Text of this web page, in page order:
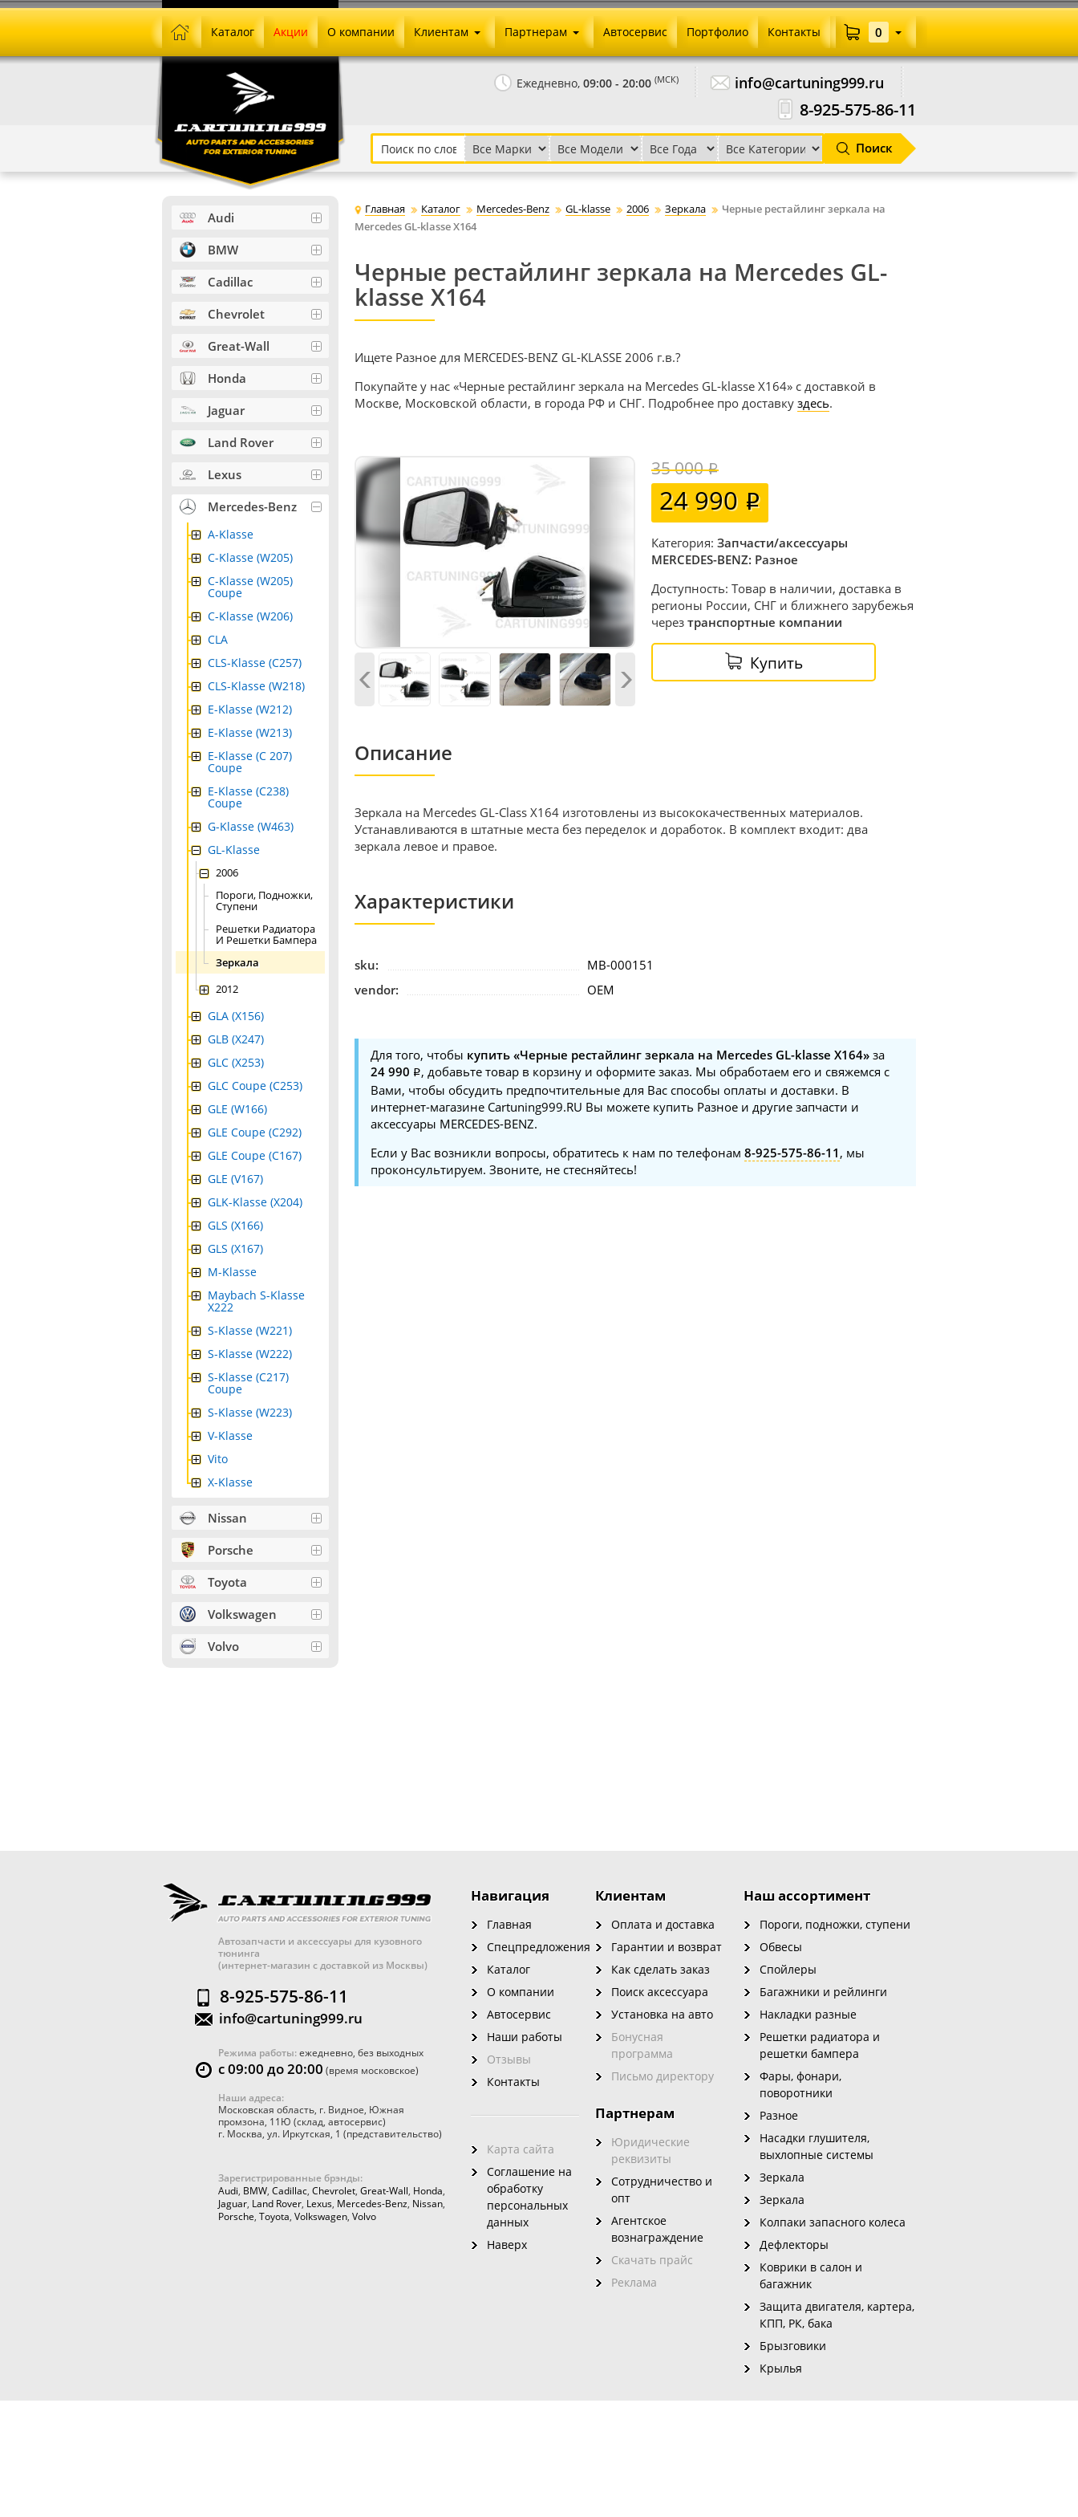
Ежедневно, 09:00 - 20:00 (МСК) info@cartuning999.ru
8-925-575-86-11
Поиск
Каталог Акции О компании Клиентам
Как сделать заказ
Установка на авто
Письмо директору
Партнерам
Агентское вознаграждение
Скачать прайс
Автосервис Портфолио Контакты 0
Главная Каталог Mercedes-Benz GL-klasse 2006 Зеркала
Черные рестайлинг зеркала на
Mercedes GL-klasse X164
Черные рестайлинг зеркала на Mercedes GL-
klasse X164
Ищете Разное для MERCEDES-BENZ GL-KLASSE 2006 г.в.?
Покупайте у нас «Черные рестайлинг зеркала на Mercedes GL-klasse X164» с доставкой в
Москве, Московской области, в города РФ и СНГ. Подробнее про доставку здесь.
35 000
24 990
Категория: Запчасти/аксессуары
MERCEDES-BENZ: Разное
Доступность: Товар в наличии, доставка в
регионы России, СНГ и ближнего зарубежья
через транспортные компании
Купить
Описание
Зеркала на Mercedes GL-Class X164 изготовлены из высококачественных материалов.
Устанавливаются в штатные места без переделок и доработок. В комплект входит: два
зеркала левое и правое.
Характеристики
sku:
MB-000151
vendor:
OEM
Для того, чтобы купить «Черные рестайлинг зеркала на Mercedes GL-klasse X164» за
24 990
, добавьте товар в корзину и оформите заказ. Мы обработаем его и свяжемся с
Вами, чтобы обсудить предпочтительные для Вас способы оплаты и доставки. В
интернет-магазине Cartuning999.RU Вы можете купить Разное и другие запчасти и
аксессуары MERCEDES-BENZ.
Если у Вас возникли вопросы, обратитесь к нам по телефонам 8-925-575-86-11 , мы
проконсультируем. Звоните, не стесняйтесь!
Audi
BMW
Cadillac
Chevrolet
Great-Wall
Honda
Jaguar
Land Rover
Lexus
Mercedes-Benz
A-Klasse
C-Klasse (W205)
C-Klasse (W205)
Coupe
C-Klasse (W206)
CLA
CLS-Klasse (C257)
CLS-Klasse (W218)
E-Klasse (W212)
E-Klasse (W213)
E-Klasse (C 207)
Coupe
E-Klasse (C238)
Coupe
G-Klasse (W463)
GL-Klasse
2006
Пороги, Подножки,
Ступени
Решетки Радиатора
И Решетки Бампера
Зеркала
2012
GLA (X156)
GLB (X247)
GLC (X253)
GLC Coupe (C253)
GLE (W166)
GLE Coupe (C292)
GLE Coupe (C167)
GLE (V167)
GLK-Klasse (X204)
GLS (X166)
GLS (X167)
M-Klasse
Maybach S-Klasse
X222
S-Klasse (W221)
S-Klasse (W222)
S-Klasse (C217)
Coupe
S-Klasse (W223)
V-Klasse
Vito
X-Klasse
Nissan
Porsche
Toyota
Volkswagen
Volvo
Автозапчасти и аксессуары для кузовного
тюнинга
(интернет-магазин с доставкой из Москвы)
8-925-575-86-11
info@cartuning999.ru
Режима работы:ежедневно, без выходных
с 09:00 до 20:00 (время московское)
Наши адреса:
Московская область, г. Видное, Южная
промзона, 11Ю (склад, автосервис)
г. Москва, ул. Иркутская, 1 (представительство)
Зарегистрированные брэнды:
Audi, BMW, Cadillac, Chevrolet, Great-Wall, Honda,
Jaguar, Land Rover, Lexus, Mercedes-Benz, Nissan,
Porsche, Toyota, Volkswagen, Volvo
Наш ассортимент
Пороги, подножки, ступени
Обвесы
Спойлеры
Багажники и рейлинги
Накладки разные
Решетки радиатора и
решетки бампера
Фары, фонари,
поворотники
Разное
Насадки глушителя,
выхлопные системы
Зеркала
Зеркала
Колпаки запасного колеса
Дефлекторы
Коврики в салон и
багажник
Защита двигателя, картера,
КПП, РК, бака
Брызговики
Крылья
Навигация
Главная
Спецпредложения
Каталог
О компании
Автосервис
Наши работы
Отзывы
Контакты
Карта сайта
Соглашение на
обработку
персональных
данных
Наверх
Клиентам
Оплата и доставка
Гарантии и возврат
Как сделать заказ
Поиск аксессуара
Установка на авто
Бонусная
программа
Письмо директору
Партнерам
Юридические
реквизиты
Сотрудничество и
опт
Агентское
вознаграждение
Скачать прайс
Реклама